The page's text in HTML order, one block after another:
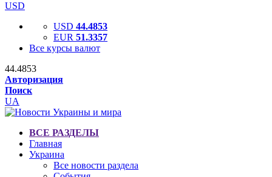
USD
USD 44.4853
EUR 51.3357
Все курсы валют
44.4853
Авторизация
Поиск
UA
ВСЕ РАЗДЕЛЫ
Главная
Украина
Все новости раздела